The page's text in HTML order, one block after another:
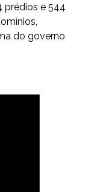
prédios e 544
do governo